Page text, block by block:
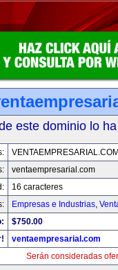
este dominio lo
VENTAEMPRESARIAL.COM
ventaempresarial.com
16 caracteres
Empresas e Industrias,
$750.00
ventaempresarial.com
Serán consideradas